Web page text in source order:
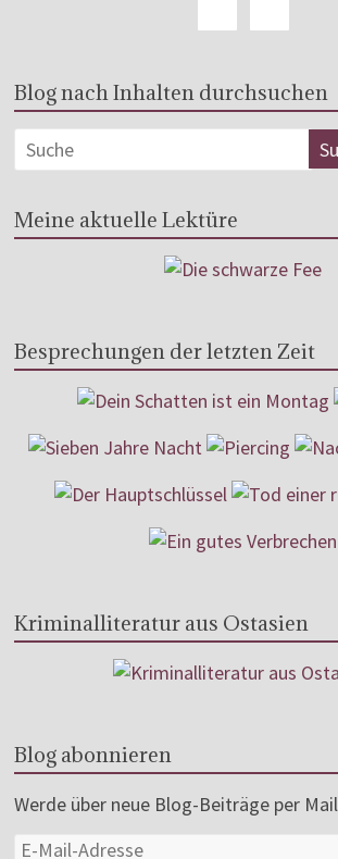
Blog nach Inhalten durchsuchen
Meine aktuelle Lektüre
Besprechungen der letzten Zeit
Kriminalliteratur aus Ostasien
Blog abonnieren
Werde über neue Blog-Beiträge per